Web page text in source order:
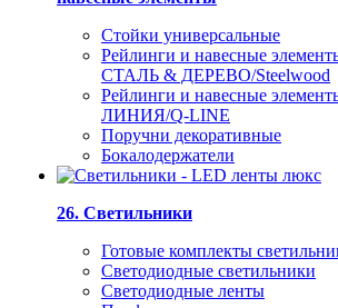
Стойки универсальные
Рейлинги и навесные
СТАЛЬ & ДЕРЕВО/Steelwood
Рейлинги и навесные
ЛИНИЯ/Q-LINE
Поручни декоративные
Бокалодержатели
26. Светильники
Готовые комплекты
Светодиодные светильники
Светодиодные ленты